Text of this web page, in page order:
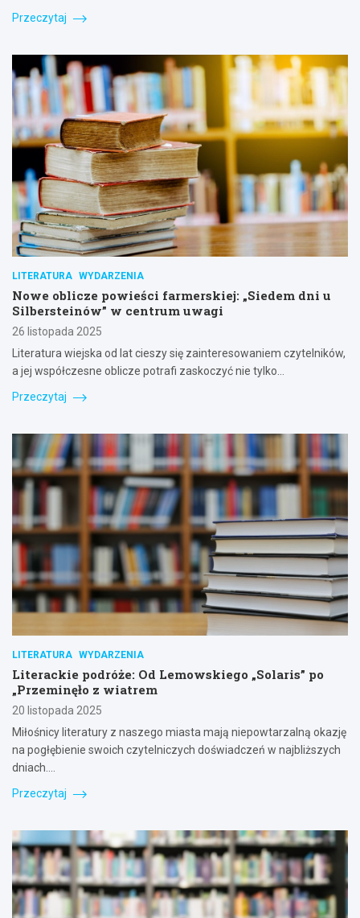
Przeczytaj
LITERATURA WYDARZENIA
Nowe oblicze powieści farmerskiej: „Siedem dni u
Silbersteinów” w centrum uwagi
26 listopada 2025
Literatura wiejska od lat cieszy się zainteresowaniem czytelników,
a jej współczesne oblicze potrafi zaskoczyć nie tylko…
Przeczytaj
LITERATURA WYDARZENIA
Literackie podróże: Od Lemowskiego „Solaris” po
„Przeminęło z wiatrem
20 listopada 2025
Miłośnicy literatury z naszego miasta mają niepowtarzalną okazję
na pogłębienie swoich czytelniczych doświadczeń w najbliższych
dniach.…
Przeczytaj